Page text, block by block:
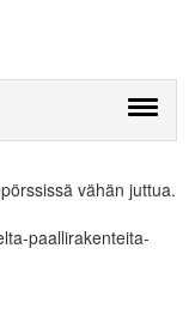
vähän juttua.
paallirakenteita-